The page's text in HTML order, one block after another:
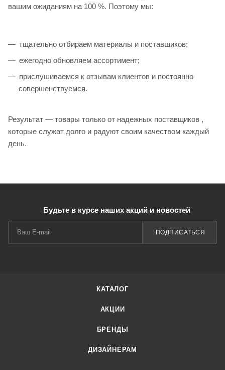
вашим ожиданиям на 100 %. Поэтому мы:
тщательно отбираем материалы и поставщиков;
ежегодно обновляем ассортимент;
прислушиваемся к отзывам клиентов и постоянно
совершенствуемся.
Результат — товары только от надежных поставщиков ,
которые служат долго и радуют своим качеством каждый
день.
Будьте в курсе наших акций и новостей
ПОДПИСАТЬСЯ
КАТАЛОГ
АКЦИИ
БРЕНДЫ
ДИЗАЙНЕРАМ